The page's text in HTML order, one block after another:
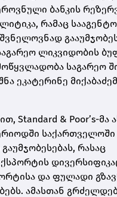
ბანკის
რამაც
ლიკვიდობის
საგარეო
ეკატერინე
Standard & Poor’s-მა
საქართველოში
რასაც
და ფულადი
ამასთან